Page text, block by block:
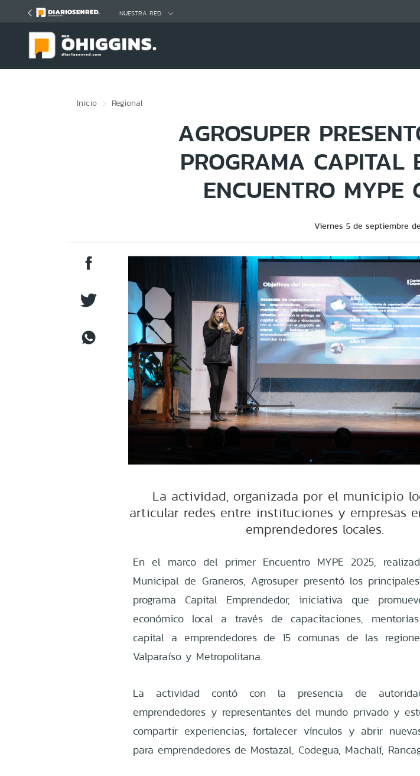
NUESTRA RED
Inicio Regional
AGROSUPER
PROGRAMA CAPITAL
ENCUENTRO MYPE
Viernes 5 de septiembre
La actividad, organizada por el municipio
articular redes entre instituciones y empresas
emprendedores locales.
En el marco del primer Encuentro MYPE 2025,
Municipal de Graneros, Agrosuper presentó los
programa Capital Emprendedor, iniciativa que
económico local a través de capacitaciones,
capital a emprendedores de 15 comunas de las
Valparaíso y Metropolitana.
La actividad contó con la presencia de
emprendedores y representantes del mundo privado y
compartir experiencias, fortalecer vínculos y abrir
para emprendedores de Mostazal, Codegua, Machalí,